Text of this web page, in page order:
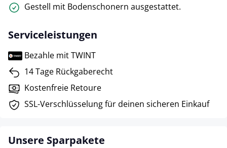
Gestell mit Bodenschonern ausgestattet.
Serviceleistungen
Bezahle mit TWINT
14 Tage Rückgaberecht
Kostenfreie Retoure
SSL-Verschlüsselung für deinen sicheren Einkauf
Unsere Sparpakete